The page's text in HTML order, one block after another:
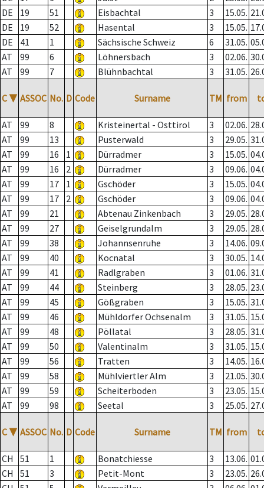
DE
19 51 Eisbachtal 3 15.05.
DE
19 52 Hasental 3 15.05.
DE
41 1 Sächsische Schweiz 6 31.05.
AT
99 6 Löhnersbach 3 02.06.
AT
99 7 Blühnbachtal 3 31.05.
C ▼ ASSOC No. D Code Surname TM from
AT 99 8 Kristeinertal - Osttirol 3 02.06.
AT
99 13 Pusterwald 3 29.05.
AT
99 16 1 Dürradmer 3 15.05.
AT
99 16 2 Dürradmer 3 09.06.
AT
99 17 1 Gschöder 3 15.05.
AT
99 17 2 Gschöder 3 09.06.
AT
99 21 Abtenau Zinkenbach 3 29.05.
AT
99 27 Geiselgrundalm 3 29.05.
AT
99 38 Johannsenruhe 3 14.06.
AT
99 40 Kocnatal 3 30.05.
AT
99 41 Radlgraben 3 01.06.
AT
99 44 Steinberg 3 28.05.
AT
99 45 Gößgraben 3 15.05.
AT
99 46 Mühldorfer Ochsenalm 3 31.05.
AT
99 48 Pöllatal 3 28.05.
AT
99 50 Valentinalm 3 31.05.
AT
99 56 Tratten 3 14.05.
AT
99 58 Mühlviertler Alm 3 21.05.
AT
99 59 Scheiterboden 3 23.05.
AT
99 98 Seetal 3 25.05.
C ▼ ASSOC No. D Code Surname TM from
CH 51 1 Bonatchiesse 3 13.06.
CH
51 3 Petit-Mont 3 23.05.